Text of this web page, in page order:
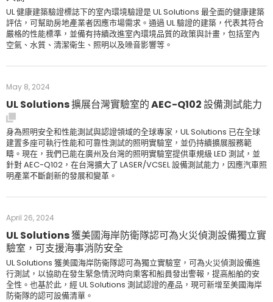
UL 健康建築驗證標誌下的室內環境驗證是 UL Solutions 最全面的健康建築
評估，可幫助房地產業者因應市場需求。通過 UL 驗證的建築，代表其符合
嚴格的性能標準，並備有持續改進室內環境品質的政策與計畫，包括室內
空氣、水質、清潔衛生、照明以及噪音影響等。
May 8, 2024
UL Solutions 擴展台灣實驗室的 AEC-Q102 設備測試能力
身為照明安全和性能測試與認證領域的全球專家，UL Solutions 已在全球
建置多座可執行性能和可靠性測試的照明實驗室，並仍持續擴展服務範
疇。現在，我們已能在廣州及台灣的照明實驗室提供車規級 LED 測試，並
針對 AEC-Q102，在台灣擴大了 LASER/VCSEL 設備測試能力，因應汽車照
明產業不斷創新的發展和變革。
April 26, 2024
UL Solutions 獲美國海岸防衛隊認可為火災偵測設備獨立實
驗室，可支援海事消防安全
UL Solutions 獲美國海岸防衛隊認可為獨立實驗室，可為火災偵測設備進
行測試，以協助在發生緊急情況時向乘客和船員發出警報，提高船舶的安
全性。也基於此，經 UL Solutions 測試認證的產品，現可新增至美國海岸
防衛隊的認可設備清單。